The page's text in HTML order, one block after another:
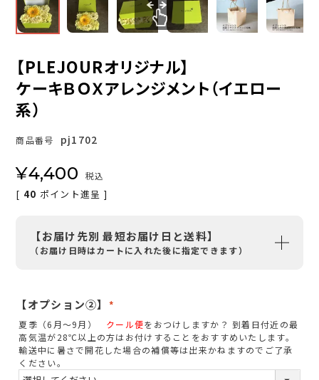
【PLEJOURオリジナル】
ケーキＢＯＸアレンジメント（イエロー
系）
商品番号 pj1702
¥4,400 税込
[ 40 ポイント進呈 ]
【お届け先別 最短お届け日と送料】
（お届け日時はカートに入れた後に指定できます）
【オプション②】
(
必
須
)
夏季（6月～9月） クール便をおつけしますか？ 到着日付近の最
高気温が28℃以上の方はお付けすることをおすすめいたします。
輸送中に暑さで開花した場合の補償等は出来かねますのでご了承
ください。